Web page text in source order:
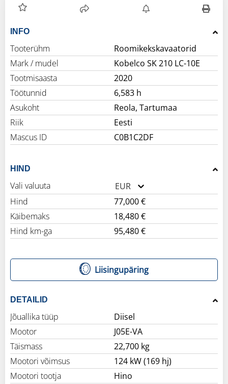
INFO
Tooterühm
Roomikekskavaatorid
Mark / mudel
Kobelco SK 210 LC-10E
Tootmisaasta
2020
Töötunnid
6,583 h
Asukoht
Reola, Tartumaa
Riik
Eesti
Mascus ID
C0B1C2DF
HIND
Vali valuuta
EUR
Hind
77,000 €
Käibemaks
18,480 €
Hind km-ga
95,480 €
Liisingupäring
DETAILID
Jõuallika tüüp
Diisel
Mootor
J05E-VA
Täismass
22,700 kg
Mootori võimsus
124 kW (169 hj)
Mootori tootja
Hino